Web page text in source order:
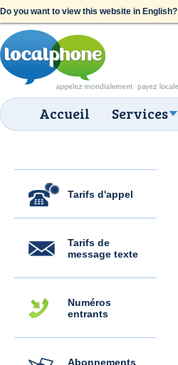
Do you want to view this website in English?
Accueil Services
Tarifs d'appel
Tarifs de
message texte
Numéros
entrants
Abonnements